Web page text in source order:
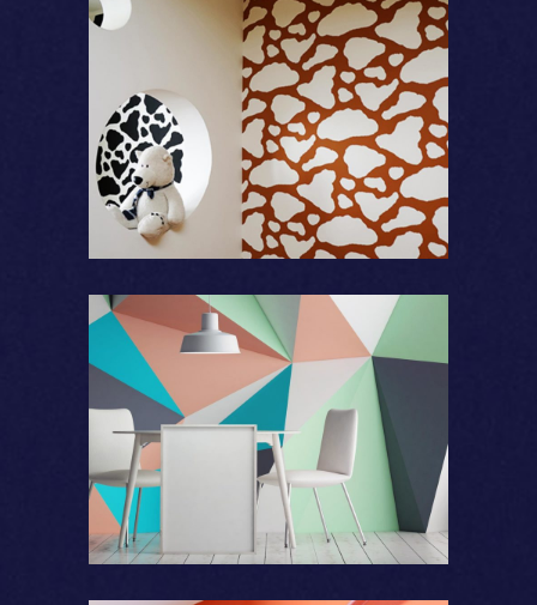
Motifs
Formes